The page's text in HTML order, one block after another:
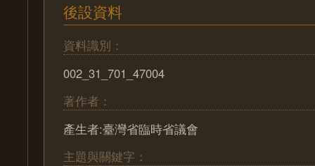
後設資料
資料識別：
002_31_701_47004
著作者：
產生者:臺灣省臨時省議會
主題與關鍵字：